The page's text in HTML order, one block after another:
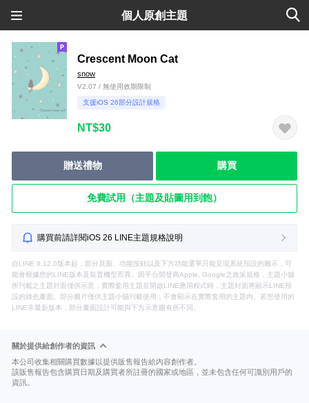
個人原創主題
Crescent Moon Cat
snow
V2.07 / 無使用效期限制
支援iOS 26部分設計規格
NT$30
贈送禮物 購買
免費試用（主題及貼圖用到飽）
購買前請詳閱iOS 26 LINE主題規格說明
自LINE 9.12.0版本起，部分頁面、功能按鈕以及下方功能選單只能呈現系統預設的圖示，可
能會根據您的LINE版本及裝置機型而異。因平台開發商Apple, Google之政策規格，主題小舖
所刊載之主題封面僅供示意，實際套用主題並開啟LINE應用程式時，主題封面將顯示LINE預
設的綠色畫面。部分圖片僅供主題小舖刊載使用，不會顯示在實際套用的主題內。若您使用的
LINE非最新版本，部分畫面設計可能與下方示意圖有所不同。
關於提供給創作者的資訊
本公司收集相關購買數據以提供販售報告給內容創作者。
該販售報告包含購買日期及購買者所註冊的國家或地區，並未包含任何可識別用戶的
資訊。